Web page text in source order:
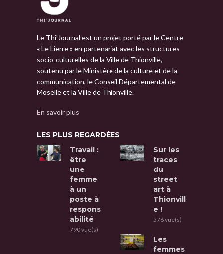
Le Thi'Journal est un projet porté par le Centre
« Le Lierre » en partenariat avec les structures
socio-culturelles de la Ville de Thionville,
soutenu par le Ministère de la culture et de la
communication, le Conseil Départemental de
Moselle et la Ville de Thionville.
En savoir plus
LES PLUS REGARDÉES
Travail :
être
une
femme
à un
poste à
respons
abilité
790 vue(s)
Sur les
traces
du
street
art à
Thionvill
e !
576 vue(s)
Les
femmes